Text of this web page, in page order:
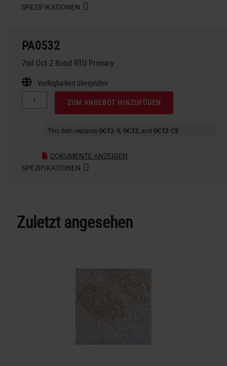
SPEZIFIKATIONEN
PA0532
7ml Oct-2 Bond RTU Primary
Verfügbarkeit überprüfen
ZUM ANGEBOT HINZUFÜGEN
This item replacesOCT2-S OCT2 OCT2-CE
DOKUMENTE ANZEIGEN
SPEZIFIKATIONEN
Zuletzt angesehen